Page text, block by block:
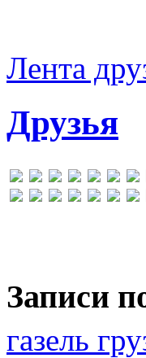
Лента
Друзья
Записи
газель